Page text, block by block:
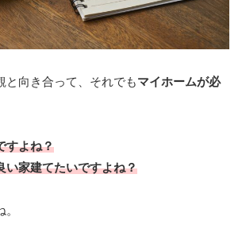
と向き合って、それでもマイホームが必
すよね？
い家建てたいですよね？